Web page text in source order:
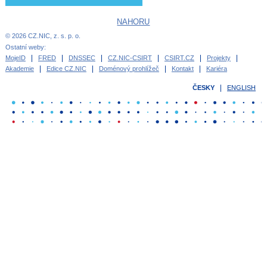
NAHORU
© 2026 CZ.NIC, z. s. p. o.
Ostatní weby:
MojeID
FRED DNSSEC CZ.NIC-CSIRT CSIRT.CZ
Projekty
Akademie
Edice CZ.NIC Doménový prohlížeč Kontakt Kariéra
ČESKY ENGLISH